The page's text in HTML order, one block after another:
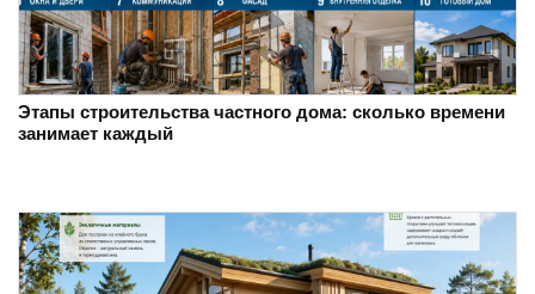
Этапы строительства частного дома: сколько времени
занимает каждый